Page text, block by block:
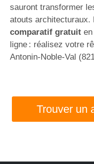
sauront transformer
atouts architecturaux.
comparatif gratuit
ligne : réalisez votre
Antonin-Noble-Val
Trouver un